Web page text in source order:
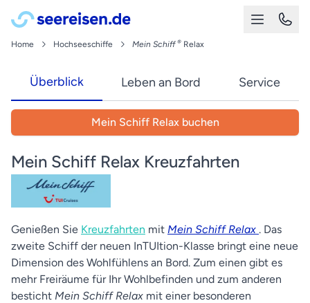
Home Hochseeschiffe Mein Schiff® Relax
Überblick Leben an Bord Service
Mein Schiff Relax buchen
Mein Schiff Relax Kreuzfahrten
Genießen Sie Kreuzfahrten mit Mein Schiff Relax . Das
zweite Schiff der neuen InTUItion-Klasse bringt eine neue
Dimension des Wohlfühlens an Bord. Zum einen gibt es
mehr Freiräume für Ihr Wohlbefinden und zum anderen
besticht Mein Schiff Relax mit einer besonderen